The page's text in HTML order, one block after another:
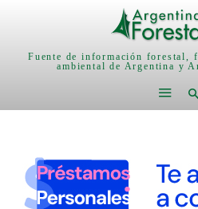
Fuente de información forestal,
ambiental de Argentina y